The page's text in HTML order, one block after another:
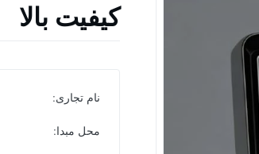
کیفیت بالا
نام تجاری:
محل مبدا: